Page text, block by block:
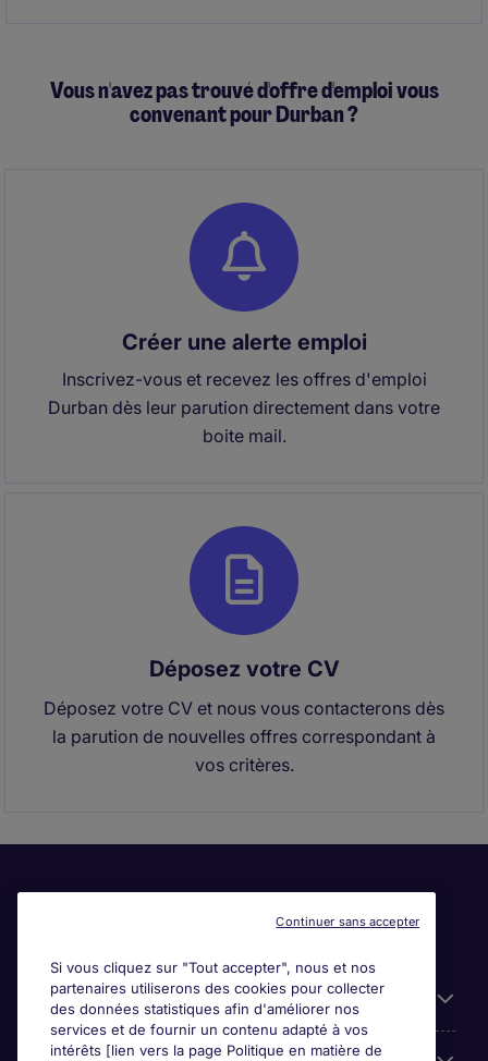
Vous n'avez pas trouvé d'offre d'emploi vous
convenant pour Durban ?
Créer une alerte emploi
Inscrivez-vous et recevez les offres d'emploi
Durban dès leur parution directement dans votre
boite mail.
Déposez votre CV
Déposez votre CV et nous vous contacterons dès
la parution de nouvelles offres correspondant à
vos critères.
Liens utiles
Si vous cliquez sur "Tout accepter", nous et nos
partenaires utiliserons des cookies pour collecter
des données statistiques afin d'améliorer nos
services et de fournir un contenu adapté à vos
intérêts [lien vers la page Politique en matière de
Continuer sans accepter